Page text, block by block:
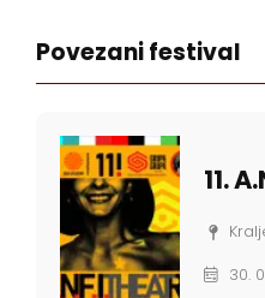
Povezani festival
11.
30.